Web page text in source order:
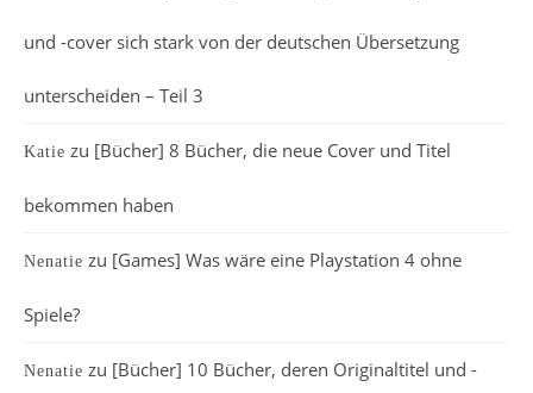
und -cover sich stark von der deutschen Übersetzung
unterscheiden – Teil 3
Katie zu [Bücher] 8 Bücher, die neue Cover und Titel
bekommen haben
Nenatie zu [Games] Was wäre eine Playstation 4 ohne
Spiele?
Nenatie zu [Bücher] 10 Bücher, deren Originaltitel und -